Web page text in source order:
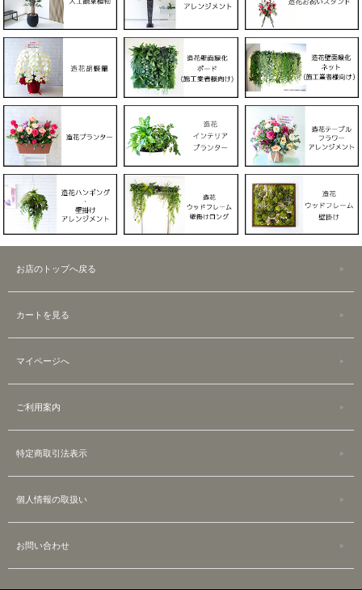
お店のトップへ戻る
カートを見る
マイページへ
ご利用案内
特定商取引法表示
個人情報の取扱い
お問い合わせ